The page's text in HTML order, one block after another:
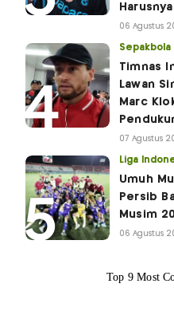
06 Agustus
Sepakbola
Timnas
Lawan
Marc
07 Agustus
Liga
Umuh
Persib
Musim
06 Agustus